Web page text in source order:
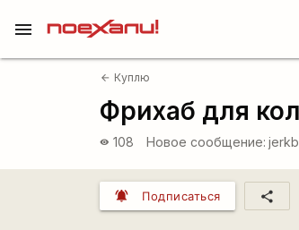
menu
arrow_back Куплю
Фрихаб для
visibility 108 Новое сообщение:
notifications_active Подписаться share